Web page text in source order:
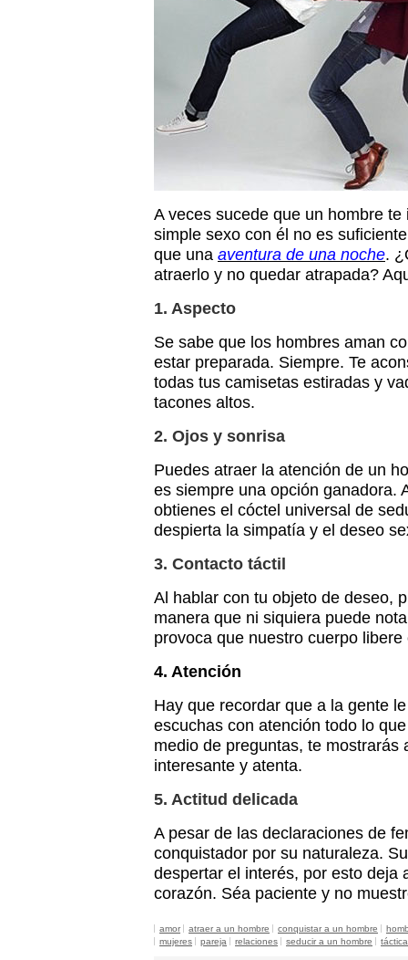
A veces sucede que un hombre
simple sexo con él no es
que una aventura de una noche.
atraerlo y no quedar atrapada?
1. Aspecto
Se sabe que los hombres aman
estar preparada. Siempre. Te
todas tus camisetas estiradas y
tacones altos.
2. Ojos y sonrisa
Puedes atraer la atención de un
es siempre una opción ganadora.
obtienes el cóctel universal de
despierta la simpatía y el deseo
3. Contacto táctil
Al hablar con tu objeto de deseo,
manera que ni siquiera puede
provoca que nuestro cuerpo
4. Atención
Hay que recordar que a la gente
escuchas con atención todo lo
medio de preguntas, te mostrarás
interesante y atenta.
5. Actitud delicada
A pesar de las declaraciones de
conquistador por su naturaleza.
despertar el interés, por esto deja
corazón. Séa paciente y no
amor atraer a un hombre conquistar a un hombre
mujeres
pareja relaciones seducir a un hombre